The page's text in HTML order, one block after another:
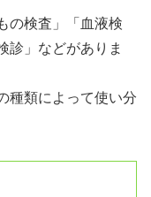
の検査」「血液検
診」などがありま
種類によって使い分